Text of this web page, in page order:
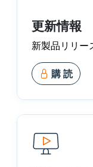
更新情報
新製品リリー
購 読